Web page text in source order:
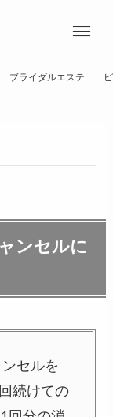
ブライダルエステ
ンセルに
セルを
続けての